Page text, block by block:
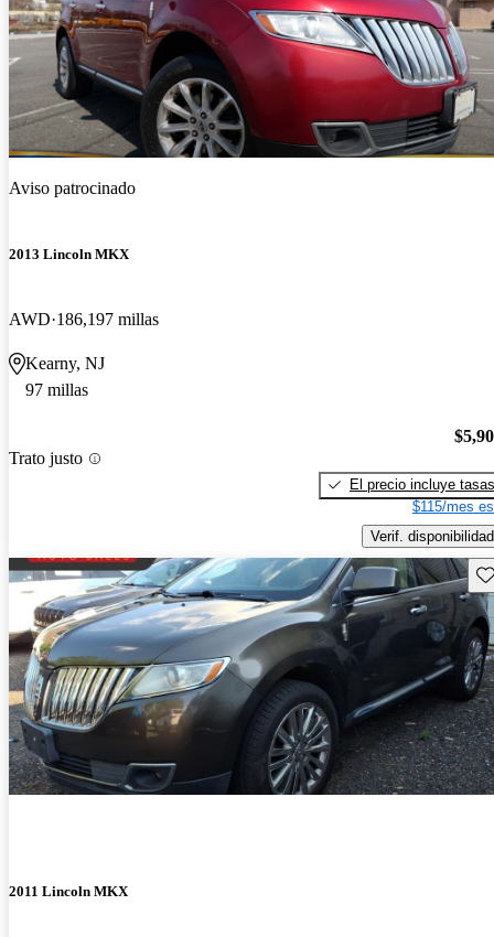
Aviso patrocinado
2013 Lincoln MKX
AWD 186,197 millas
Kearny, NJ
97 millas
Trato justo
El precio incluye tasas
$115/mes
Verif. disponibilidad
2011 Lincoln MKX